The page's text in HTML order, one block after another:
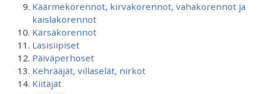
Käärmekorennot, kirvakorennot, vahakorennot ja
kaislakorennot
Kärsäkorennot
Lasisiipiset
Päiväperhoset
Kehrääjät, villaselät, nirkot
Kiitäjät